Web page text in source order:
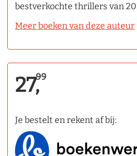
bestverkochte thrillers van
Meer boeken van deze auteur
27,99
Je bestelt en rekent af bij: